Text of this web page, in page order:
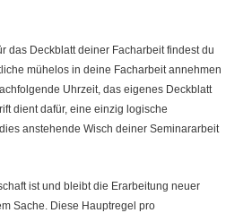
das Deckblatt deiner Facharbeit findest du
mühelos in deine Facharbeit annehmen
Uhrzeit, das eigenes Deckblatt
dient dafür, eine einzig logische
anstehende Wisch deiner Seminararbeit
ist und bleibt die Erarbeitung neuer
Sache. Diese Hauptregel pro